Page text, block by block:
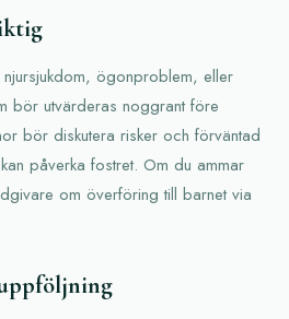
ögonproblem, eller
bör utvärderas noggrant före
bör diskutera risker och förväntad
påverka fostret. Om du ammar
om överföring till barnet via